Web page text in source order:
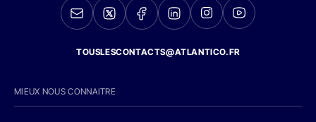
TOUSLESCONTACTS@ATLANTICO.FR
MIEUX NOUS CONNAITRE